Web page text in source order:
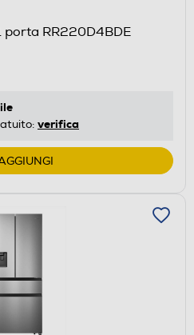
porta RR220D4BDE
verifica